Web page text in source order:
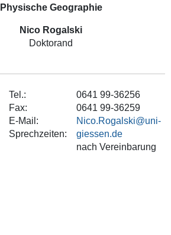
Physische Geographie
Nico Rogalski
Doktorand
Tel.:
Fax:
E-Mail:
Sprechzeiten:
0641 99-36256
0641 99-36259
Nico.Rogalski
nach Vereinbarung